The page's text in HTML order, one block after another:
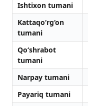
Ishtixon tumani
Kattaqo‘rg‘on
tumani
Qo‘shrabot
tumani
Narpay tumani
Payariq tumani